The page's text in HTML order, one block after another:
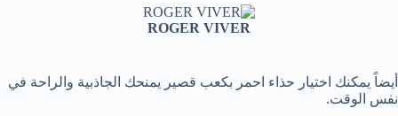
ROGER VIVER
أيضاً يمكنك اختيار حذاء احمر بكعب قصير يمنحك الجاذبية والراحة في
نفس الوقت.